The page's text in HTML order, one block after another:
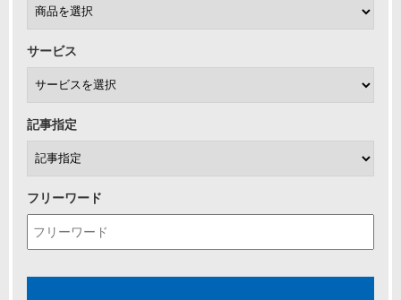
サービス
記事指定
フリーワード